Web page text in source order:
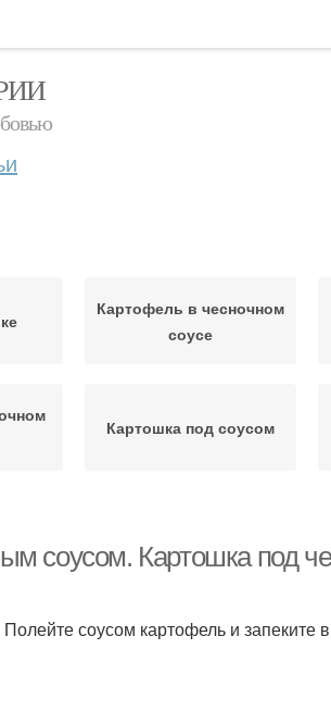
Картофель в чесночном
соусе
Картошка под соусом
Картофель в
соусом. Картошка под
соусом картофель и запеките